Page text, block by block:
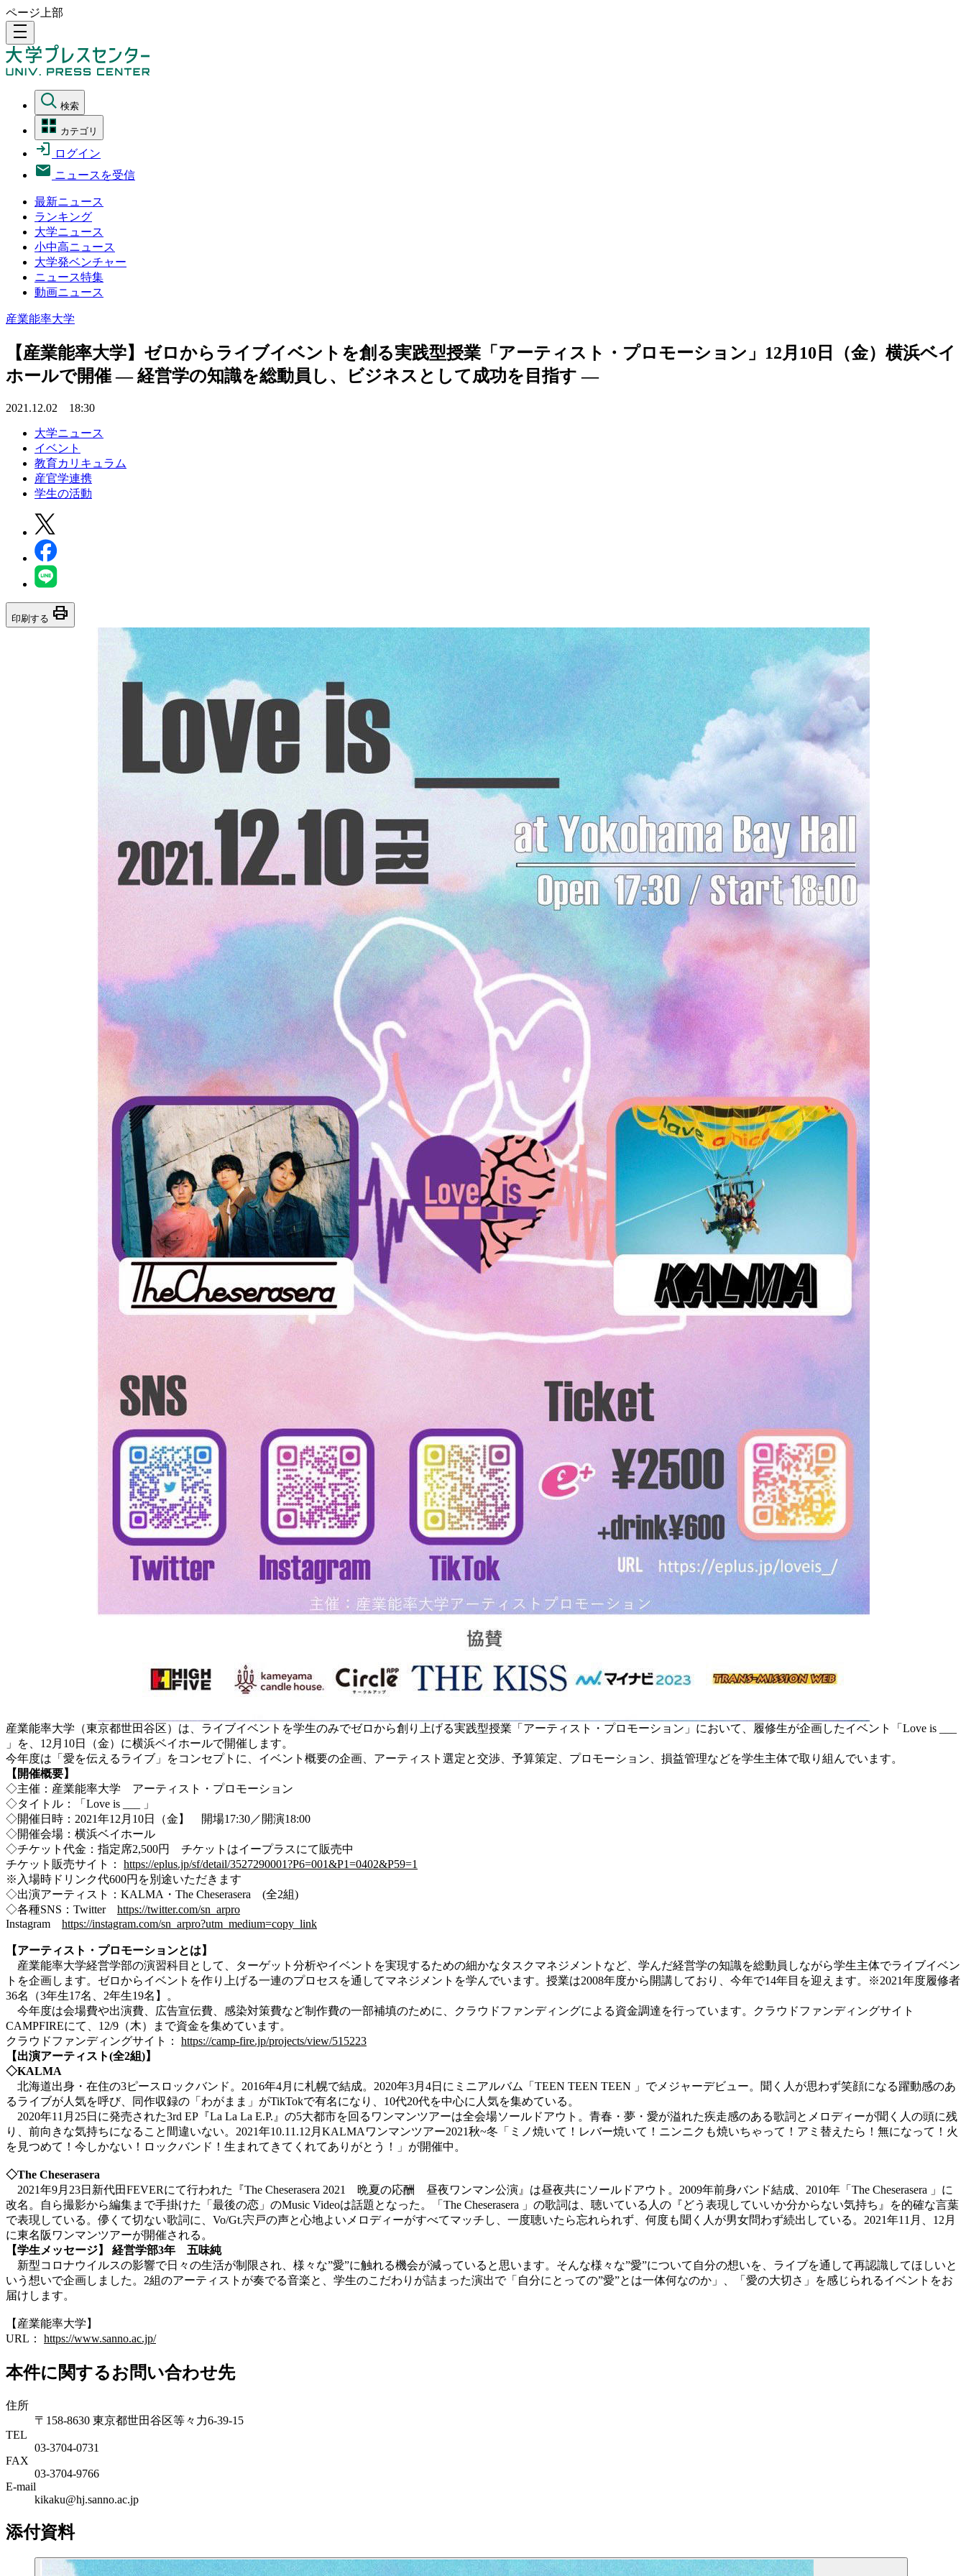
ページ上部
density_medium
検索
カテゴリ
ログイン
ニュースを受信
最新ニュース
ランキング
大学ニュース
小中高ニュース
大学発ベンチャー
ニュース特集
動画ニュース
産業能率大学
【産業能率大学】ゼロからライブイベントを創る実践型授業「アーティスト・プロモーション」12月10日（金）横浜ベイ
ホールで開催 — 経営学の知識を総動員し、ビジネスとして成功を目指す —
2021.12.02 18:30
大学ニュース
イベント
教育カリキュラム
産官学連携
学生の活動
印刷する print
産業能率大学（東京都世田谷区）は、ライブイベントを学生のみでゼロから創り上げる実践型授業「アーティスト・プロモーション」において、履修生が企画したイベント「Love is ___
」を、12月10日（金）に横浜ベイホールで開催します。
今年度は「愛を伝えるライブ」をコンセプトに、イベント概要の企画、アーティスト選定と交渉、予算策定、プロモーション、損益管理などを学生主体で取り組んでいます。
【開催概要】
◇主催：産業能率大学 アーティスト・プロモーション
◇タイトル：「Love is ___ 」
◇開催日時：2021年12月10日（金】 開場17:30／開演18:00
◇開催会場：横浜ベイホール
◇チケット代金：指定席2,500円 チケットはイープラスにて販売中
チケット販売サイト： https://eplus.jp/sf/detail/3527290001?P6=001&P1=0402&P59=1
※入場時ドリンク代600円を別途いただきます
◇出演アーティスト：KALMA・The Cheserasera (全2組)
◇各種SNS：Twitter https://twitter.com/sn_arpro
Instagram https://instagram.com/sn_arpro?utm_medium=copy_link
【アーティスト・プロモーションとは】
産業能率大学経営学部の演習科目として、ターゲット分析やイベントを実現するための細かなタスクマネジメントなど、学んだ経営学の知識を総動員しながら学生主体でライブイベン
トを企画します。ゼロからイベントを作り上げる一連のプロセスを通してマネジメントを学んでいます。授業は2008年度から開講しており、今年で14年目を迎えます。※2021年度履修者
36名（3年生17名、2年生19名】。
今年度は会場費や出演費、広告宣伝費、感染対策費など制作費の一部補填のために、クラウドファンディングによる資金調達を行っています。クラウドファンディングサイト
CAMPFIREにて、12/9（木）まで資金を集めています。
クラウドファンディングサイト： https://camp-fire.jp/projects/view/515223
【出演アーティスト(全2組)】
◇KALMA
北海道出身・在住の3ピースロックバンド。2016年4月に札幌で結成。2020年3月4日にミニアルバム「TEEN TEEN TEEN 」でメジャーデビュー。聞く人が思わず笑顔になる躍動感のあ
るライブが人気を呼び、同作収録の「わがまま」がTikTokで有名になり、10代20代を中心に人気を集めている。
2020年11月25日に発売された3rd EP『La La La E.P.』の5大都市を回るワンマンツアーは全会場ソールドアウト。青春・夢・愛が溢れた疾走感のある歌詞とメロディーが聞く人の頭に残
り、前向きな気持ちになること間違いない。2021年10.11.12月KALMAワンマンツアー2021秋~冬「ミノ焼いて！レバー焼いて！ニンニクも焼いちゃって！アミ替えたら！無になって！火
を見つめて！今しかない！ロックバンド！生まれてきてくれてありがとう！」が開催中。
◇The Cheserasera
2021年9月23日新代田FEVERにて行われた『The Cheserasera 2021 晩夏の応酬 昼夜ワンマン公演』は昼夜共にソールドアウト。2009年前身バンド結成、2010年「The Cheserasera 」に
改名。自ら撮影から編集まで手掛けた「最後の恋」のMusic Videoは話題となった。「The Cheserasera 」の歌詞は、聴いている人の『どう表現していいか分からない気持ち』を的確な言葉
で表現している。儚くて切ない歌詞に、Vo/Gt.宍戸の声と心地よいメロディーがすべてマッチし、一度聴いたら忘れられず、何度も聞く人が男女問わず続出している。2021年11月、12月
に東名阪ワンマンツアーが開催される。
【学生メッセージ】 経営学部3年 五味純
新型コロナウイルスの影響で日々の生活が制限され、様々な”愛”に触れる機会が減っていると思います。そんな様々な”愛”について自分の想いを、ライブを通して再認識してほしいと
いう想いで企画しました。2組のアーティストが奏でる音楽と、学生のこだわりが詰まった演出で「自分にとっての”愛”とは一体何なのか」、「愛の大切さ」を感じられるイベントをお
届けします。
【産業能率大学】
URL： https://www.sanno.ac.jp/
本件に関するお問い合わせ先
住所
〒158-8630 東京都世田谷区等々力6-39-15
TEL
03-3704-0731
FAX
03-3704-9766
E-mail
kikaku@hj.sanno.ac.jp
添付資料